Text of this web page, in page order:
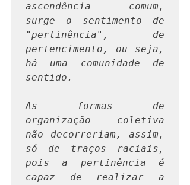
ascendência comum,
surge o sentimento de
"pertinência", de
pertencimento, ou seja,
há uma comunidade de
sentido.
As formas de
organização coletiva
não decorreriam, assim,
só de traços raciais,
pois a pertinência é
capaz de realizar a